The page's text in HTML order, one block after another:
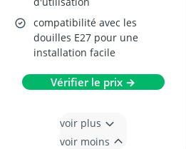
compatibilité avec les
douilles E27 pour une
installation facile
Vérifier le prix →
voir plus
voir moins